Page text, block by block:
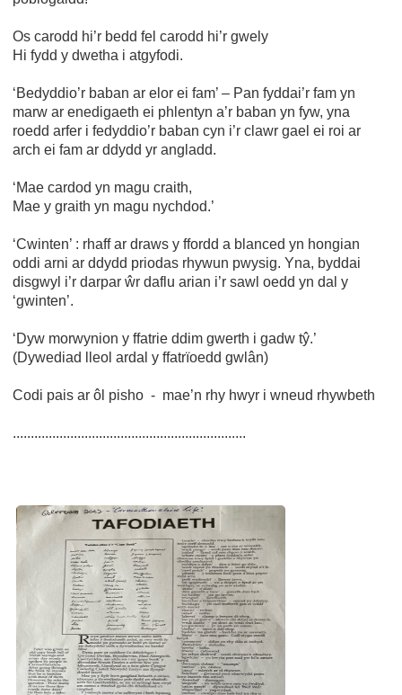
Os carodd hi’r bedd fel carodd hi’r gwely
Hi fydd y dwetha i atgyfodi.
‘Bedyddio’r baban ar elor ei fam’ – Pan fyddai’r fam yn
marw ar enedigaeth ei phlentyn a’r baban yn fyw, yna
roedd arfer i fedyddio’r baban cyn i’r clawr gael ei roi ar
arch ei fam ar ddydd yr angladd.
‘Mae cardod yn magu craith,
Mae y graith yn magu nychdod.’
‘Cwinten’ : rhaff ar draws y ffordd a blanced yn hongian
oddi arni ar ddydd priodas rhywun pwysig. Yna, byddai
disgwyl i’r darpar ŵr daflu arian i’r sawl oedd yn dal y
‘gwinten’.
‘Dyw morwynion y ffatrie ddim gwerth i gadw tŷ.’
(Dywediad lleol ardal y ffatrïoedd gwlân)
Codi pais ar ôl pisho - mae’n rhy hwyr i wneud rhywbeth
.................................................................